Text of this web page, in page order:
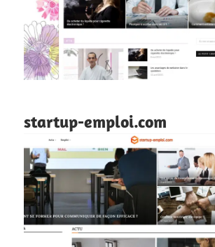
startup-emploi.com